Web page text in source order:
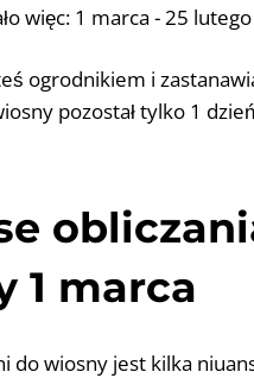
więc: 1 marca - 25
ogrodnikiem i
pozostał tylko 1
1 marca
do wiosny jest kilka